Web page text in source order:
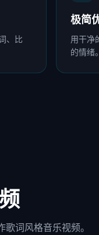
、比
极简
用干净
的情绪。
词风格音乐视频。